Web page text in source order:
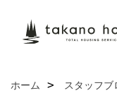
ホーム スタッフブ